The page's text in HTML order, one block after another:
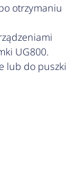
otrzymaniu
UG800.
lub do puszki